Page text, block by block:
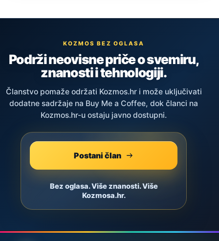
KOZMOS BEZ OGLASA
Podrži neovisne priče o svemiru,
znanosti i tehnologiji.
Članstvo pomaže održati Kozmos.hr i može uključivati
dodatne sadržaje na Buy Me a Coffee, dok članci na
Kozmos.hr-u ostaju javno dostupni.
Postani član
Bez oglasa. Više znanosti. Više
Kozmosa.hr.